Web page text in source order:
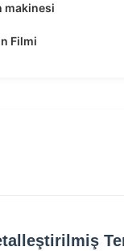
makinesi
Filmi